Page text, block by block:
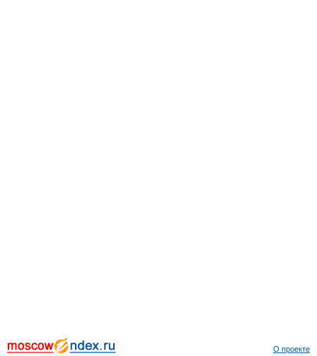
О проекте